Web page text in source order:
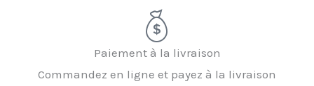
Paiement à la livraison
Commandez en ligne et payez à la livraison